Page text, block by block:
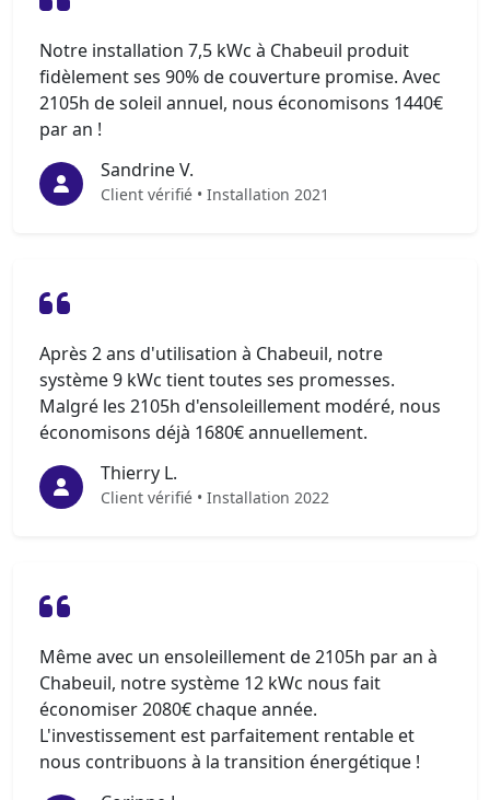
Notre installation 7,5 kWc à Chabeuil produit
fidèlement ses 90% de couverture promise. Avec
2105h de soleil annuel, nous économisons 1440€
par an !
Sandrine V.
Client vérifié • Installation 2021
Après 2 ans d'utilisation à Chabeuil, notre
système 9 kWc tient toutes ses promesses.
Malgré les 2105h d'ensoleillement modéré, nous
économisons déjà 1680€ annuellement.
Thierry L.
Client vérifié • Installation 2022
Même avec un ensoleillement de 2105h par an à
Chabeuil, notre système 12 kWc nous fait
économiser 2080€ chaque année.
L'investissement est parfaitement rentable et
nous contribuons à la transition énergétique !